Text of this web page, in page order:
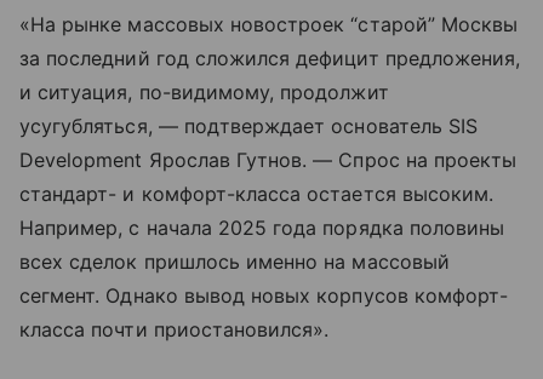
«На рынке массовых новостроек “старой” Москвы
за последний год сложился дефицит предложения,
и ситуация, по-видимому, продолжит
усугубляться, — подтверждает основатель SIS
Development Ярослав Гутнов. — Спрос на проекты
стандарт- и комфорт-класса остается высоким.
Например, с начала 2025 года порядка половины
всех сделок пришлось именно на массовый
сегмент. Однако вывод новых корпусов комфорт-
класса почти приостановился».